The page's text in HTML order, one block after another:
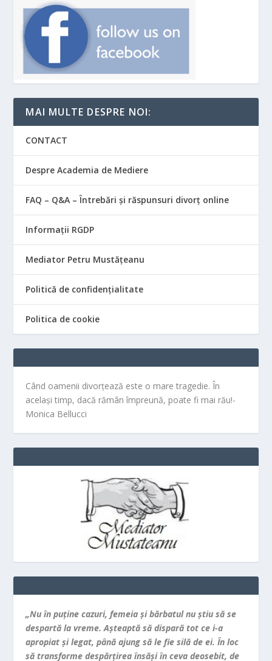
MAI MULTE DESPRE NOI:
CONTACT
Despre Academia de Mediere
FAQ – Q&A – Întrebări și răspunsuri divorț online
Informații RGDP
Mediator Petru Mustățeanu
Politică de confidențialitate
Politica de cookie
Când oamenii divorțează este o mare tragedie. În
același timp, dacă rămân împreună, poate fi mai rău!-
Monica Bellucci
„Nu în puţine cazuri, femeia şi bărbatul nu ştiu să se
despartă la vreme. Aşteaptă să dispară tot ce i-a
apropiat şi legat, până ajung să le fie silă de ei. În loc
să transforme despărţirea însăşi în ceva deosebit, de